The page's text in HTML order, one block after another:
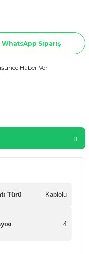
WhatsApp Sipariş
Haber Ver
Türü Kablolu
4